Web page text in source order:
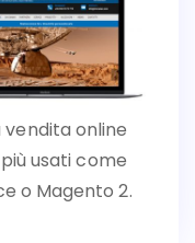
online
usati come
o Magento 2.